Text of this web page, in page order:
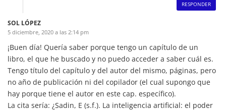
RESPONDER
SOL LÓPEZ
5 diciembre, 2020 a las 2:14 pm
¡Buen día! Quería saber porque tengo un capítulo de un
libro, el que he buscado y no puedo acceder a saber cuál es.
Tengo título del capítulo y del autor del mismo, páginas, pero
no año de publicación ni del copilador (el cual supongo que
hay porque tiene el autor en este cap. específico).
La cita sería: ¿Sadin, E (s.f.). La inteligencia artificial: el poder